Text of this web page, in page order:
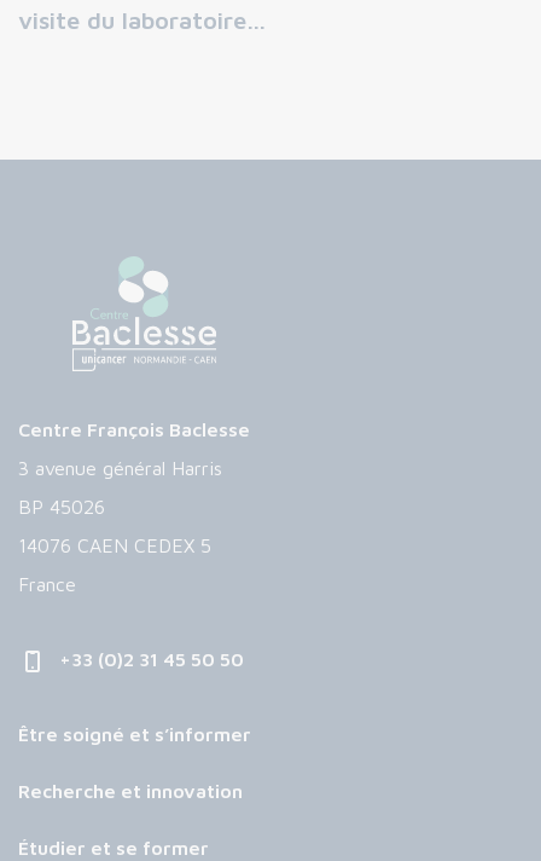
visite du laboratoire…
Centre François Baclesse
3 avenue général Harris
BP 45026
14076 CAEN CEDEX 5
France
+33 (0)2 31 45 50 50
Être soigné et s’informer
Recherche et innovation
Étudier et se former